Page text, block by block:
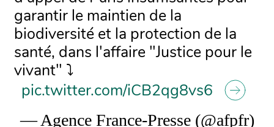
garantir le maintien de la
biodiversité et la protection de la
santé, dans l'affaire "Justice pour le
vivant" ⤵️
pic.twitter.com/iCB2qg8vs6
— Agence France-Presse (@afpfr)